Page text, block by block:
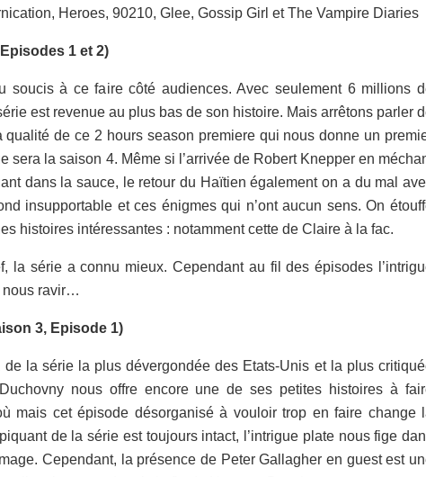
Heroes, 90210, Glee, Gossip Girl et The Vampire Diaries
1 et 2)
soucis à ce faire côté audiences. Avec seulement 6 millions
est revenue au plus bas de son histoire. Mais arrêtons parler
qualité de ce 2 hours season premiere qui nous donne un
sera la saison 4. Même si l’arrivée de Robert Knepper en
dans la sauce, le retour du Haïtien également on a du mal
insupportable et ces énigmes qui n’ont aucun sens. On
histoires intéressantes : notamment cette de Claire à la fac.
la série a connu mieux. Cependant au fil des épisodes
nous ravir…
3, Episode 1)
de la série la plus dévergondée des Etats-Unis et la plus
nous offre encore une de ses petites histoires à
où mais cet épisode désorganisé à vouloir trop en faire change
de la série est toujours intact, l’intrigue plate nous fige
Cependant, la présence de Peter Gallagher en guest est